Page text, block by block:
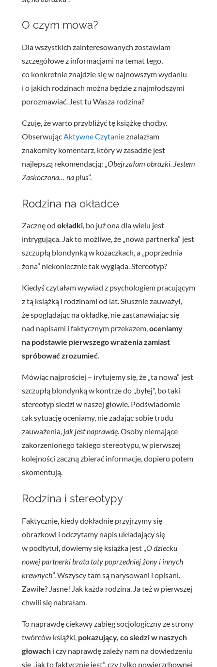
O czym mowa?
Dla wszystkich zainteresowanych zostawiam
szczegółowe z informacjami na temat tego,
co konkretnie znajdzie się w najnowszym wydaniu
i o jakich rodzinach można będzie z najmłodszymi
porozmawiać. Jest tu Wasza rodzina?
Czuję, że warto przybliżyć tę książkę choćby.
ObserwującAktywne Czytanieznalazłam
znakomity komentarz, który w zasadzie jest
najlepszą rekomendacją: „Obejrzałam obrazki. Jestem
Zaskoczona… na plus”.
Rodzina na okładce
Zacznę od okładki, bo już ona dla wielu jest
intrygująca. Jak to możliwe, że „nowa partnerka” jest
szczupłą blondynką w kozaczkach, a „poprzednia
żona” niekoniecznie tak wygląda. Stereotyp?
Kiedyś czytałam wywiad z psychologiem pracującym
z tą książką i rodzinami od lat. Słusznie zauważył,
że spoglądając na okładkę, nie zastanawiając się
nad napisami i faktycznym przekazem,oceniamy
na podstawie pierwszego wrażenia zamiast
spróbować zrozumieć.
Mówiąc najprościej – irytujemy się, że „ta nowa” jest
szczupłą blondynką w kontrze do „byłej”, bo taki
stereotyp siedzi w naszej głowie. Podświadomie
tak sytuację oceniamy, nie zadając sobie trudu
zauważenia,jak jest naprawdę. Osoby niemające
zakorzenionego takiego stereotypu, w pierwszej
kolejności zaczną zbierać informacje, dopiero potem
skomentują.
Rodzina i stereotypy
Faktycznie, kiedy dokładnie przyjrzymy się
obrazkowi i odczytamy napis układający się
w podtytuł, dowiemy się książka jest „ O dziecku
nowej partnerki brata taty poprzedniej żony i innych
krewnych”. Wszyscy tam są narysowani i opisani.
Zawiłe? Jasne! Jak każda rodzina. Ja też w pierwszej
chwili się nabrałam.
To naprawdę ciekawy zabieg socjologiczny ze strony
twórców książki, pokazujący, co siedzi w naszych
głowachi czy naprawdę zależy nam na dowiedzeniu
się „jak to faktycznie jest”, czy tylko powierzchownej